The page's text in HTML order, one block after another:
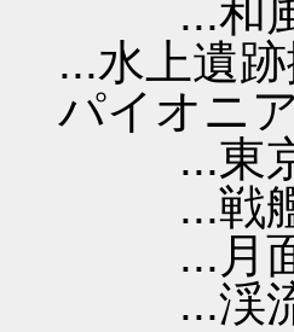
...和風
...水上遺
パイオニ
...東京
...戦艦
...月面
...渓流